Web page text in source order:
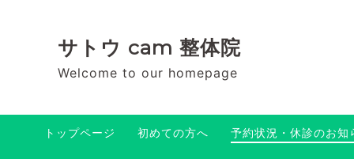
サトウ cam 整体院
Welcome to our homepage
トップページ 初めての方へ 予約状況・休診のお知